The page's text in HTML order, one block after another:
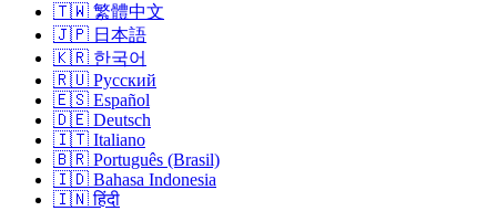
🇹🇼 繁體中文
🇯🇵 日本語
🇰🇷 한국어
🇷🇺 Русский
🇪🇸 Español
🇩🇪 Deutsch
🇮🇹 Italiano
🇧🇷 Português (Brasil)
🇮🇩 Bahasa Indonesia
🇮🇳 हिंदी